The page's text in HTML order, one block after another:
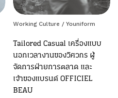
Working Culture / Youniform
Tailored Casual เครื่องแบบ
นอกเวลางานของวิศวกร ผู้
จัดการฝ่ายการตลาด และ
เจ้าของแบรนด์ OFFICIEL
BEAU